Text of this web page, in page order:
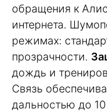
обращения к
интернета.
режимах:
прозрачности.
дождь и
Связь
дальностью до